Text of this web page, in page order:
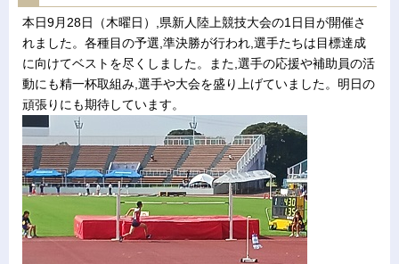
本日9月28日（木曜日）,県新人陸上競技大会の1日目が開催さ
れました。各種目の予選,準決勝が行われ,選手たちは目標達成
に向けてベストを尽くしました。また,選手の応援や補助員の活
動にも精一杯取組み,選手や大会を盛り上げていました。明日の
頑張りにも期待しています。